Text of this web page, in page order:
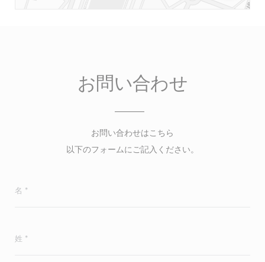
お問い合わせ
お問い合わせはこちら
以下のフォームにご記入ください。